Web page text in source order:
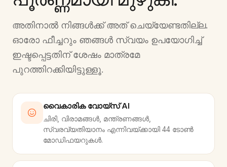
അതിനാൽ നിങ്ങൾക്ക് അത് ചെയ്യേണ്ടതില്ല.
ഓരോ ഫീച്ചറും ഞങ്ങൾ സ്വയം ഉപയോഗിച്ച്
ഇഷ്ടപ്പെട്ടതിന് ശേഷം മാത്രമേ
പുറത്തിറക്കിയിട്ടുള്ളൂ.
വൈകാരിക വോയ്‌സ് AI
ചിരി, വിരാമങ്ങൾ, മന്ത്രണങ്ങൾ,
സ്വരവ്യതിയാനം എന്നിവയ്ക്കായി 44 ടോൺ
മോഡിഫയറുകൾ.